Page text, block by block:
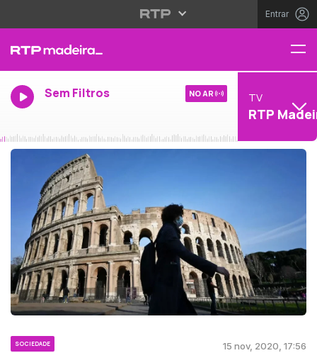
Entrar
Sem Filtros NO AR TV
RTP
SOCIEDADE 15 nov, 2020, 17:56